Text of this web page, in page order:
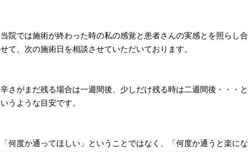
当院では施術が終わった時の私の感覚と患者さんの実感とを照らし合
せて、次の施術日を相談させていただいております。
辛さがまだ残る場合は一週間後、少しだけ残る時は二週間後・・・と
いうような目安です。
「何度か通ってほしい」ということではなく、「何度か通うと楽にな